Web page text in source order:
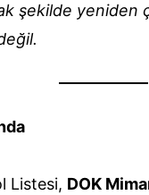
şekilde yeniden
Listesi, DOK